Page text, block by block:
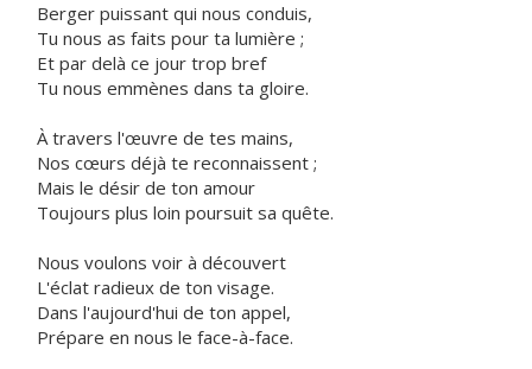
Berger puissant qui nous conduis,
Tu nous as faits pour ta lumière ;
Et par delà ce jour trop bref
Tu nous emmènes dans ta gloire.
À travers l'œuvre de tes mains,
Nos cœurs déjà te reconnaissent ;
Mais le désir de ton amour
Toujours plus loin poursuit sa quête.
Nous voulons voir à découvert
L'éclat radieux de ton visage.
Dans l'aujourd'hui de ton appel,
Prépare en nous le face-à-face.